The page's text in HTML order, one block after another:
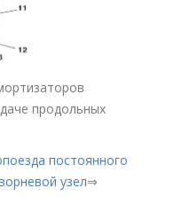
продольных
постоянного
узел⇒